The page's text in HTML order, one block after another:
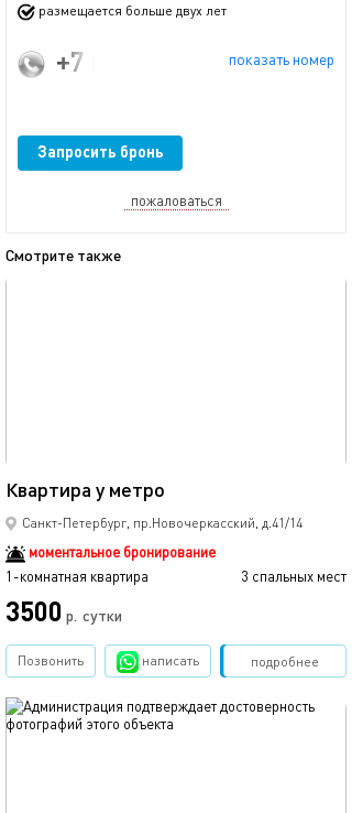
размещается больше двух лет
показать номер
+7 (993) 795-01-18
Запросить бронь
пожаловаться
Смотрите также
Квартира у метро
Санкт-Петербург, пр.Новочеркасский, д.41/14
моментальное бронирование
1-комнатная квартира
3 спальных мест
3500 р. сутки
подробнее
Позвонить написать Забронировать
обновлено 09.09.2024